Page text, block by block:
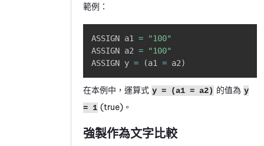
範例：
ASSIGN a1 =
"100"
ASSIGN a2 =
"100"
ASSIGN y = (a1 = a2)
在本例中，運算式 y = (a1 = a2) 的值為 y
= 1 (true)。
強製作為文字比較